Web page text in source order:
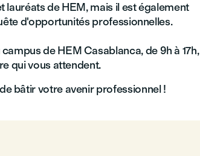
de HEM, mais il est également
d'opportunités professionnelles.
de HEM Casablanca, de 9h à 17h,
qui vous attendent.
bâtir votre avenir professionnel !